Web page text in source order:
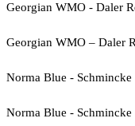
Georgian WMO - Daler
Georgian WMO – Daler
Norma Blue - Schmincke
Norma Blue - Schmincke